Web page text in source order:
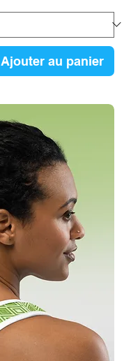
Ajouter au panier